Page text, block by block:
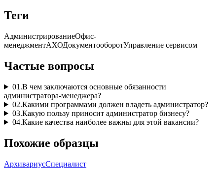
Теги
АдминистрированиеОфис-
менеджментАХОДокументооборотУправление сервисом
Частые вопросы
01 .В чем заключаются основные обязанности
администратора-менеджера?
02.Какими программами должен владеть администратор?
03.Какую пользу приносит администратор бизнесу?
04.Какие качества наиболее важны для этой вакансии?
Похожие образцы
АрхивариусСпециалист